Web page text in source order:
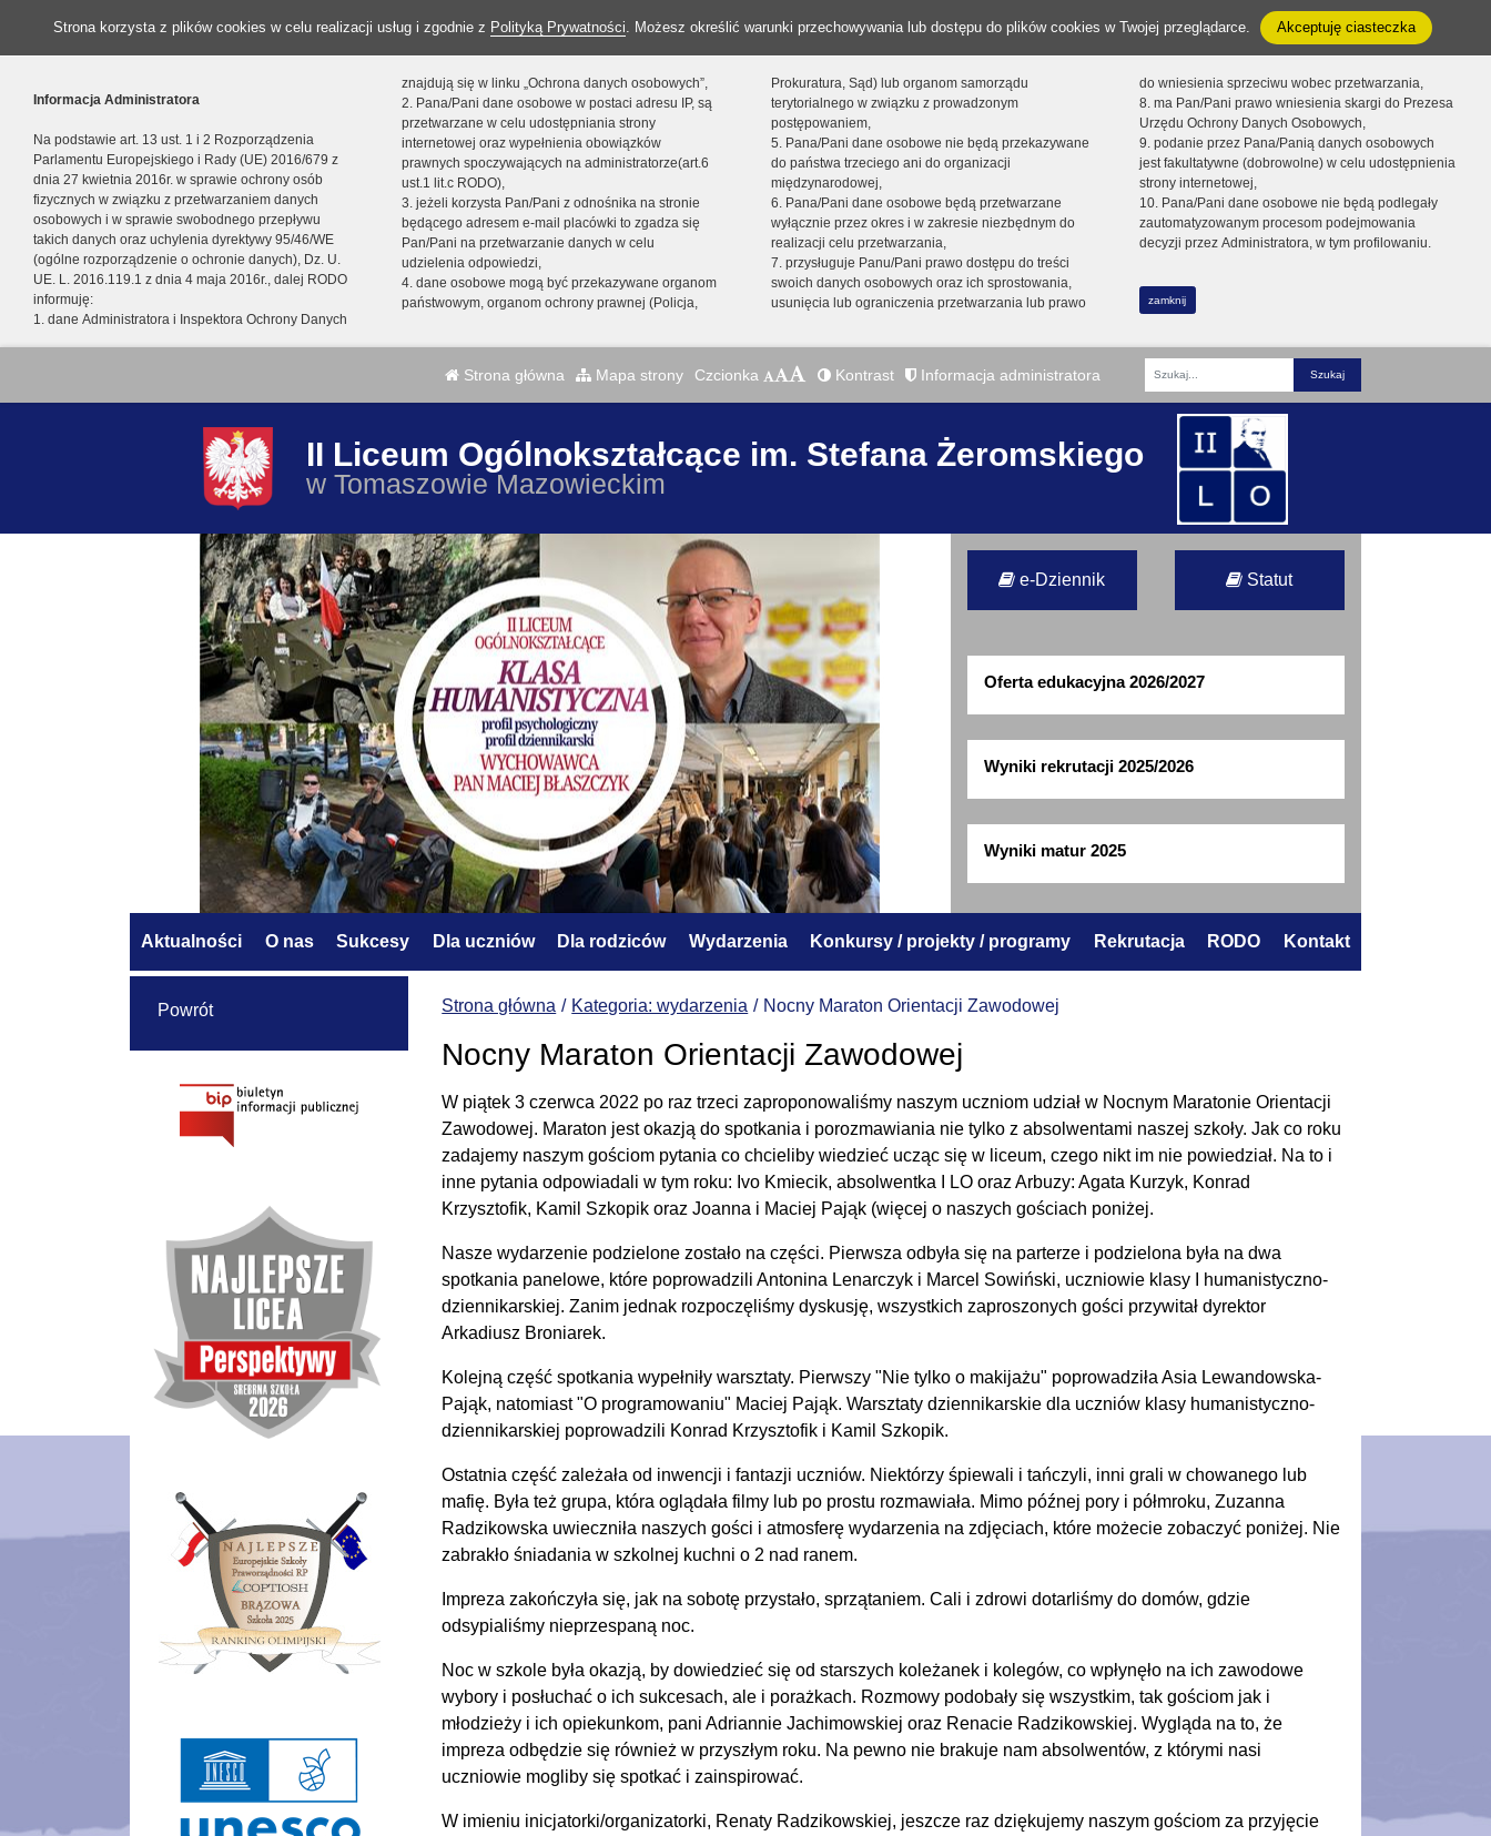
Strona korzysta z plików cookies w celu realizacji usług i zgodnie z Polityką Prywatności. Możesz określić warunki przechowywania lub dostępu do plików cookies w Twojej przeglądarce. Akceptuję ciasteczka
Informacja Administratora
Na podstawie art. 13 ust. 1 i 2 Rozporządzenia
Parlamentu Europejskiego i Rady (UE) 2016/679 z
dnia 27 kwietnia 2016r. w sprawie ochrony osób
fizycznych w związku z przetwarzaniem danych
osobowych i w sprawie swobodnego przepływu
takich danych oraz uchylenia dyrektywy 95/46/WE
(ogólne rozporządzenie o ochronie danych), Dz. U.
UE. L. 2016.119.1 z dnia 4 maja 2016r., dalej RODO
informuję:
1. dane Administratora i Inspektora Ochrony Danych
znajdują się w linku „Ochrona danych osobowych”,
2. Pana/Pani dane osobowe w postaci adresu IP, są
przetwarzane w celu udostępniania strony
internetowej oraz wypełnienia obowiązków
prawnych spoczywających na administratorze(art.6
ust.1 lit.c RODO),
3. jeżeli korzysta Pan/Pani z odnośnika na stronie
będącego adresem e-mail placówki to zgadza się
Pan/Pani na przetwarzanie danych w celu
udzielenia odpowiedzi,
4. dane osobowe mogą być przekazywane organom
państwowym, organom ochrony prawnej (Policja,
Prokuratura, Sąd) lub organom samorządu
terytorialnego w związku z prowadzonym
postępowaniem,
5. Pana/Pani dane osobowe nie będą przekazywane
do państwa trzeciego ani do organizacji
międzynarodowej,
6. Pana/Pani dane osobowe będą przetwarzane
wyłącznie przez okres i w zakresie niezbędnym do
realizacji celu przetwarzania,
7. przysługuje Panu/Pani prawo dostępu do treści
swoich danych osobowych oraz ich sprostowania,
usunięcia lub ograniczenia przetwarzania lub prawo
do wniesienia sprzeciwu wobec przetwarzania,
8. ma Pan/Pani prawo wniesienia skargi do Prezesa
Urzędu Ochrony Danych Osobowych,
9. podanie przez Pana/Panią danych osobowych
jest fakultatywne (dobrowolne) w celu udostępnienia
strony internetowej,
10. Pana/Pani dane osobowe nie będą podlegały
zautomatyzowanym procesom podejmowania
decyzji przez Administratora, w tym profilowaniu.
zamknij
Strona główna Mapa strony Czcionka Kontrast Informacja administratora
Fraza
II Liceum Ogólnokształcące im. Stefana Żeromskiego
w Tomaszowie Mazowieckim
e-Dziennik Statut
Oferta edukacyjna 2026/2027
Wyniki rekrutacji 2025/2026
Wyniki matur 2025
Aktualności O nas Sukcesy Dla uczniów Dla rodziców Wydarzenia Konkursy / projekty / programy Rekrutacja RODO Kontakt
Strona główna Kategoria: wydarzenia Nocny Maraton Orientacji Zawodowej
Nocny Maraton Orientacji Zawodowej
W piątek 3 czerwca 2022 po raz trzeci zaproponowaliśmy naszym uczniom udział w Nocnym Maratonie Orientacji
Zawodowej. Maraton jest okazją do spotkania i porozmawiania nie tylko z absolwentami naszej szkoły. Jak co roku
zadajemy naszym gościom pytania co chcieliby wiedzieć ucząc się w liceum, czego nikt im nie powiedział. Na to i
inne pytania odpowiadali w tym roku: Ivo Kmiecik, absolwentka I LO oraz Arbuzy: Agata Kurzyk, Konrad
Krzysztofik, Kamil Szkopik oraz Joanna i Maciej Pająk (więcej o naszych gościach poniżej.
Nasze wydarzenie podzielone zostało na części. Pierwsza odbyła się na parterze i podzielona była na dwa
spotkania panelowe, które poprowadzili Antonina Lenarczyk i Marcel Sowiński, uczniowie klasy I humanistyczno-
dziennikarskiej. Zanim jednak rozpoczęliśmy dyskusję, wszystkich zaproszonych gości przywitał dyrektor
Arkadiusz Broniarek.
Kolejną część spotkania wypełniły warsztaty. Pierwszy "Nie tylko o makijażu" poprowadziła Asia Lewandowska-
Pająk, natomiast "O programowaniu" Maciej Pająk. Warsztaty dziennikarskie dla uczniów klasy humanistyczno-
dziennikarskiej poprowadzili Konrad Krzysztofik i Kamil Szkopik.
Ostatnia część zależała od inwencji i fantazji uczniów. Niektórzy śpiewali i tańczyli, inni grali w chowanego lub
mafię. Była też grupa, która oglądała filmy lub po prostu rozmawiała. Mimo późnej pory i półmroku, Zuzanna
Radzikowska uwieczniła naszych gości i atmosferę wydarzenia na zdjęciach, które możecie zobaczyć poniżej. Nie
zabrakło śniadania w szkolnej kuchni o 2 nad ranem.
Impreza zakończyła się, jak na sobotę przystało, sprzątaniem. Cali i zdrowi dotarliśmy do domów, gdzie
odsypialiśmy nieprzespaną noc.
Noc w szkole była okazją, by dowiedzieć się od starszych koleżanek i kolegów, co wpłynęło na ich zawodowe
wybory i posłuchać o ich sukcesach, ale i porażkach. Rozmowy podobały się wszystkim, tak gościom jak i
młodzieży i ich opiekunkom, pani Adriannie Jachimowskiej oraz Renacie Radzikowskiej. Wygląda na to, że
impreza odbędzie się również w przyszłym roku. Na pewno nie brakuje nam absolwentów, z którymi nasi
uczniowie mogliby się spotkać i zainspirować.
W imieniu inicjatorki/organizatorki, Renaty Radzikowskiej, jeszcze raz dziękujemy naszym gościom za przyjęcie
Powrót